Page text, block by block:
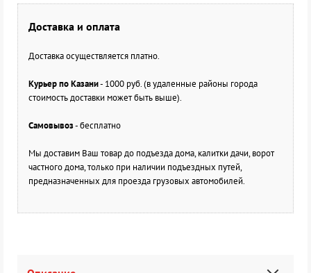
Доставка и оплата
Доставка осуществляется платно.
Курьер по Казани- 1000 руб. (в удаленные районы города
стоимость доставки может быть выше).
Самовывоз- бесплатно
Мы доставим Ваш товар до подъезда дома, калитки дачи, ворот
частного дома, только при наличии подъездных путей,
предназначенных для проезда грузовых автомобилей.